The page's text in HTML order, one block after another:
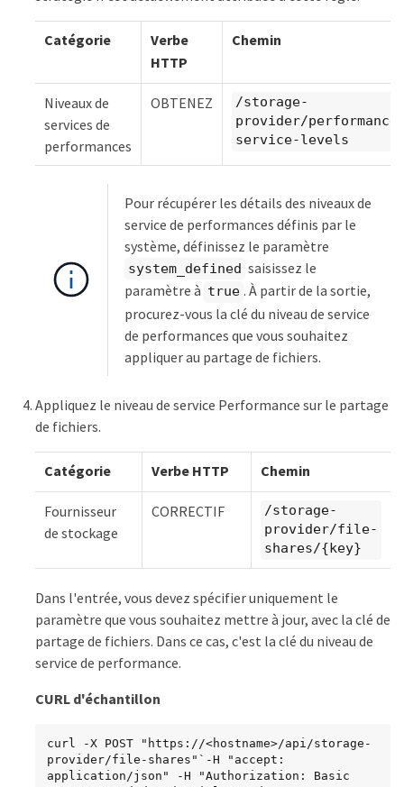
Catégorie
Verbe
HTTP
Chemin
Niveaux de
services de
performances
OBTENEZ
/storage-
provider/
service-levels
Pour récupérer les détails des niveaux de
service de performances définis par le
système, définissez le paramètre
system_defined saisissez le
paramètre à true . À partir de la sortie,
procurez-vous la clé du niveau de service
de performances que vous souhaitez
appliquer au partage de fichiers.
Appliquez le niveau de service Performance sur le partage
de fichiers.
Catégorie Verbe HTTP Chemin
Fournisseur
de stockage
CORRECTIF
/storage-
provider/file-
shares/{key}
Dans l'entrée, vous devez spécifier uniquement le
paramètre que vous souhaitez mettre à jour, avec la clé de
partage de fichiers. Dans ce cas, c'est la clé du niveau de
service de performance.
CURL d'échantillon
curl -X POST "https://<hostname>/api/storage-
provider/file-shares"`-H "accept:
application/json" -H "Authorization: Basic